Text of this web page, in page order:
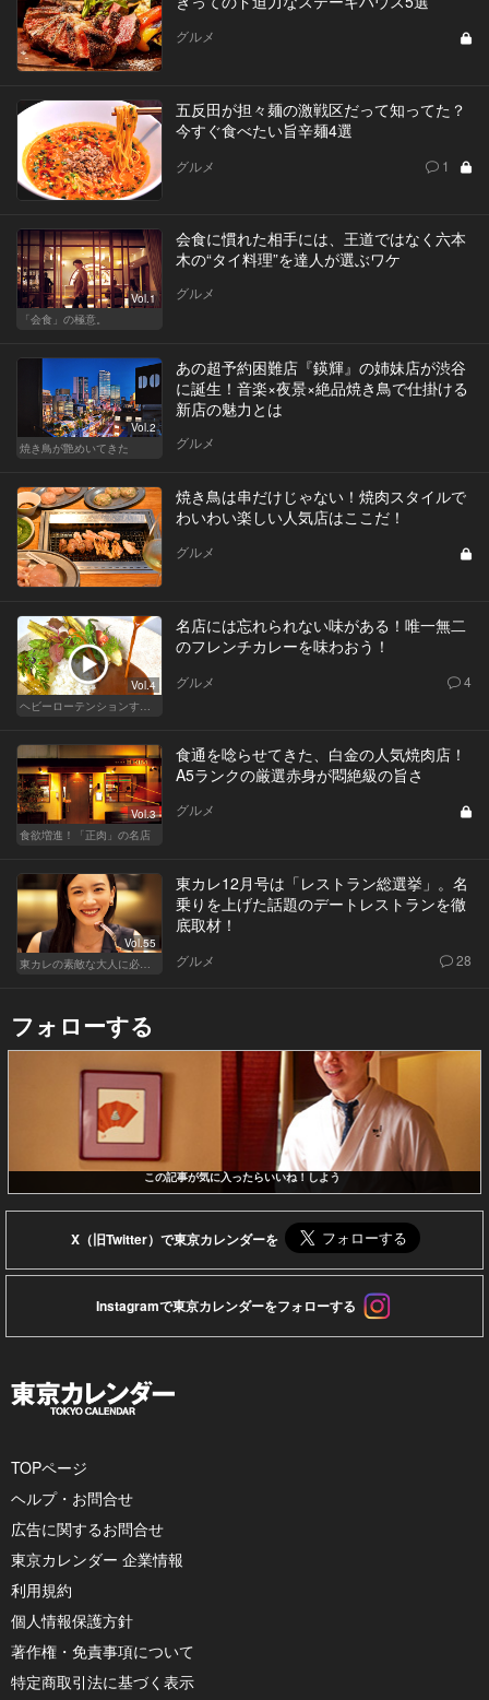
グルメ
五反田が担々麺の激戦区だって知ってた？
今すぐ食べたい旨辛麺4選
グルメ 1
Vol.1
「会食」の極意。
会食に慣れた相手には、王道ではなく六本
木の“タイ料理”を達人が選ぶワケ
グルメ
Vol.2
焼き鳥が艶めいてきた
あの超予約困難店『鍈輝』の姉妹店が渋谷
に誕生！音楽×夜景×絶品焼き鳥で仕掛ける
新店の魅力とは
グルメ
焼き鳥は串だけじゃない！焼肉スタイルで
わいわい楽しい人気店はここだ！
グルメ
Vol.4
ヘビーローテンションするカレー
名店には忘れられない味がある！唯一無二
のフレンチカレーを味わおう！
グルメ 4
Vol.3
食欲増進！「正肉」の名店
食通を唸らせてきた、白金の人気焼肉店！
A5ランクの厳選赤身が悶絶級の旨さ
グルメ
Vol.55
東カレ12月号は「レストラン総選挙」。名
乗りを上げた話題のデートレストランを徹
底取材！
グルメ 28
フォローする
この記事が気に入ったらいいね！しよう
X（旧Twitter）で東京カレンダーを
Instagramで東京カレンダーをフォローする
TOPページ
ヘルプ・お問合せ
広告に関するお問合せ
東京カレンダー 企業情報
利用規約
個人情報保護方針
著作権・免責事項について
特定商取引法に基づく表示